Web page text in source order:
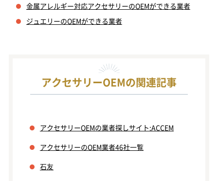
金属アレルギー対応アクセサリーのOEMができる業者
ジュエリーのOEMができる業者
アクセサリーOEMの関連記事
アクセサリーOEMの業者探しサイト:ACCEM
アクセサリーのOEM業者46社一覧
石友